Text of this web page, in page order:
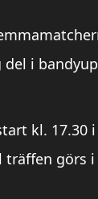
i
kl. 17.30 i
görs